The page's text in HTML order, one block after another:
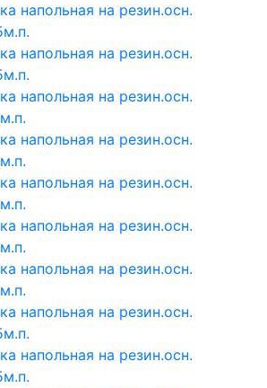
напольная на резин.осн.
напольная на резин.осн.
напольная на резин.осн.
напольная на резин.осн.
напольная на резин.осн.
напольная на резин.осн.
напольная на резин.осн.
напольная на резин.осн.
напольная на резин.осн.